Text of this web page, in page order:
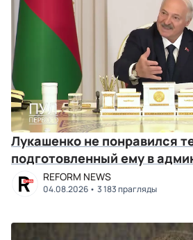
Лукашенко не понравился
подготовленный ему в
REFORM NEWS
04.08.2026 3 183 прагляды